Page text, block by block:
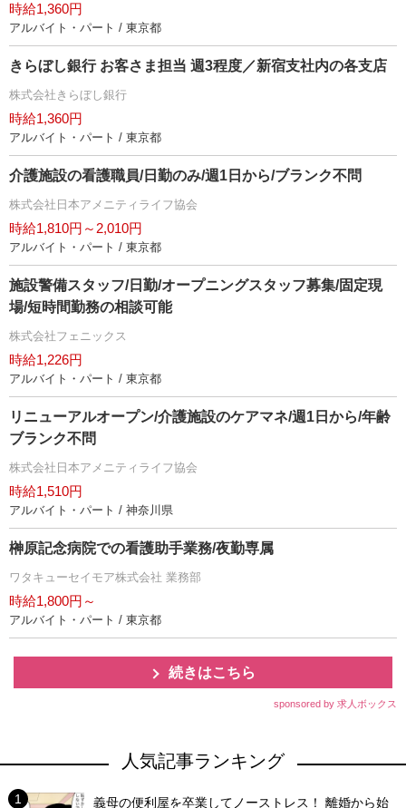
時給1,360円
アルバイト・パート / 東京都
きらぼし銀行 お客さま担当 週3程度／新宿支社内の各支店
株式会社きらぼし銀行
時給1,360円
アルバイト・パート / 東京都
介護施設の看護職員/日勤のみ/週1日から/ブランク不問
株式会社日本アメニティライフ協会
時給1,810円～2,010円
アルバイト・パート / 東京都
施設警備スタッフ/日勤/オープニングスタッフ募集/固定現
場/短時間勤務の相談可能
株式会社フェニックス
時給1,226円
アルバイト・パート / 東京都
リニューアルオープン/介護施設のケアマネ/週1日から/年齢
ブランク不問
株式会社日本アメニティライフ協会
時給1,510円
アルバイト・パート / 神奈川県
榊原記念病院での看護助手業務/夜勤専属
ワタキューセイモア株式会社 業務部
時給1,800円～
アルバイト・パート / 東京都
続きはこちら
sponsored by 求人ボックス
人気記事ランキング
義母の便利屋を卒業してノーストレス！ 離婚から始